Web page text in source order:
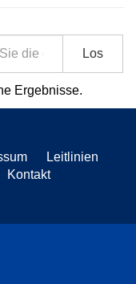
Los
Ergebnisse.
Leitlinien
Kontakt